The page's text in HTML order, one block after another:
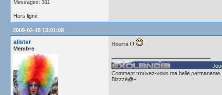
Messages: 311
Hors ligne
2009-02-18 13:01:08
alister
Membre
Hourra !!!
Comment trouvez-vous ma belle permanente
Bizzzé@+